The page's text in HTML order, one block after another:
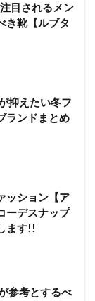
目されるメン
き靴【ルブタ
抑えたい冬フ
ランドまとめ
ッション【ア
ーデスナップ
ます!!
参考とするべ